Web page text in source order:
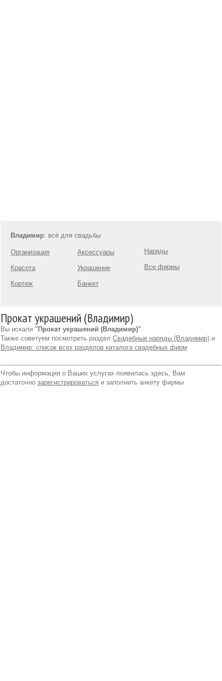
Владимир: всё для свадьбы
Организация
Красота
Кортеж
Аксессуары
Украшение
Банкет
Наряды
Все фирмы
Прокат украшений (Владимир)
Вы искали "Прокат украшений (Владимир)".
Также советуем посмотреть раздел Свадебные наряды (Владимир) и
Владимир: список всех разделов каталога свадебных фирм
Чтобы информация о Ваших услугах появилась здесь, Вам
достаточно зарегистрироваться и заполнить анкету фирмы